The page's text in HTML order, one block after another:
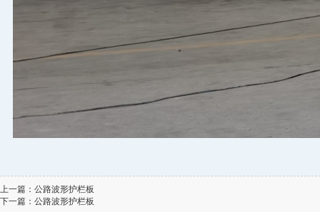
上一篇：公路波形护栏板
下一篇：公路波形护栏板